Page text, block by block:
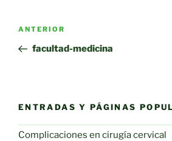
Navegación
entradas
Entrada
anterior:
ANTERIOR
facultad-medicina
ENTRADAS Y PÁGINAS
Complicaciones en cirugía cervical